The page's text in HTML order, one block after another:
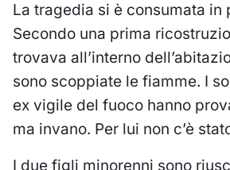
La tragedia si è consumata in
Secondo una prima
trovava all’interno
sono scoppiate le fiamme. I
ex vigile del fuoco hanno
ma invano. Per lui non c’è
I due figli minorenni sono